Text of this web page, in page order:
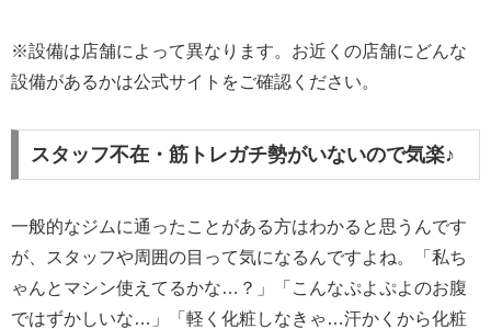
※設備は店舗によって異なります。お近くの店舗にどんな
設備があるかは公式サイトをご確認ください。
スタッフ不在・筋トレガチ勢がいないので気楽♪
一般的なジムに通ったことがある方はわかると思うんです
が、スタッフや周囲の目って気になるんですよね。「私ち
ゃんとマシン使えてるかな…？」「こんなぷよぷよのお腹
ではずかしいな…」「軽く化粧しなきゃ…汗かくから化粧